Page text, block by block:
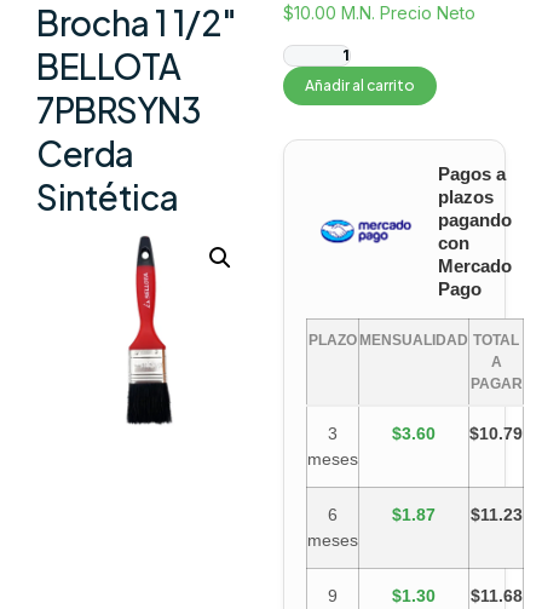
Brocha 1 1/2″
BELLOTA
7PBRSYN3
Cerda
Sintética
$10.00 M.N. Precio Neto
Añadir al carrito
Pagos a
plazos
pagando
con
Mercado
Pago
PLAZO MENSUALIDAD TOTAL
A
PAGAR
3
meses
$3.60 $10.79
6
meses
$1.87 $11.23
9
$1.30 $11.68